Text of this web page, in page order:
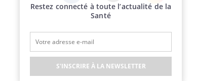
Facebook Twitter Instagram
Restez connecté à toute l’actualité de la
Santé
S'INSCRIRE À LA NEWSLETTER